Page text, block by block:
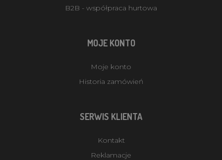
B2B - współpraca hurtowa
MOJE KONTO
Moje konto
Historia zamówień
SERWIS KLIENTA
Kontakt
Reklamacje